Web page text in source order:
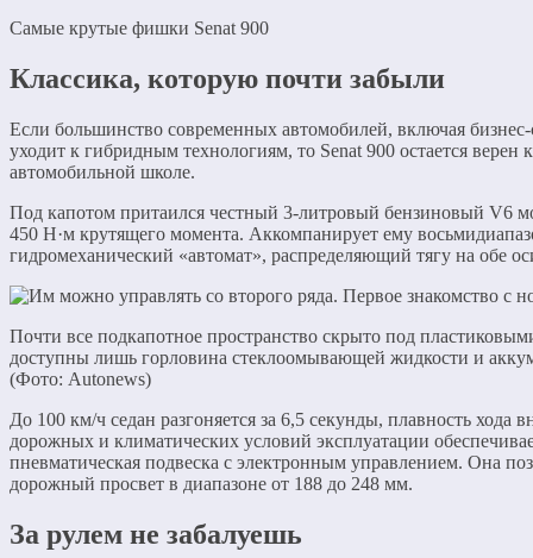
Самые крутые фишки Senat 900
Классика, которую почти забыли
Если большинство современных автомобилей, включая
уходит к гибридным технологиям, то Senat 900 остается верен
автомобильной школе.
Под капотом притаился честный 3-литровый бензиновый V6
450 Н·м крутящего момента. Аккомпанирует ему
гидромеханический «автомат», распределяющий тягу на обе
Почти все подкапотное пространство скрыто под
доступны лишь горловина стеклоомывающей жидкости и
(Фото: Autonews)
До 100 км/ч седан разгоняется за 6,5 секунды, плавность хода
дорожных и климатических условий эксплуатации
пневматическая подвеска с электронным управлением. Она
дорожный просвет в диапазоне от 188 до 248 мм.
За рулем не забалуешь